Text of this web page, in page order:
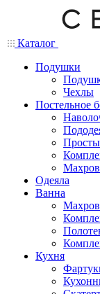
Каталог
Подушки
Чехлы
Постельное
Одеяла
Ванна
Кухня